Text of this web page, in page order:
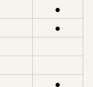
●
●
●